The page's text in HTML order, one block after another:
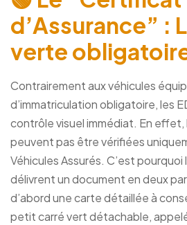
d’Assurance” :
verte
Contrairement aux véhicules
d’immatriculation obligatoire, les
contrôle visuel immédiat. En effet,
peuvent pas être vérifiées
Véhicules Assurés. C’est
délivrent un document en deux
d’abord une carte détaillée à
petit carré vert détachable,